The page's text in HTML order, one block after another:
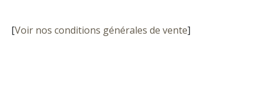
[Voir nos conditions générales de vente]